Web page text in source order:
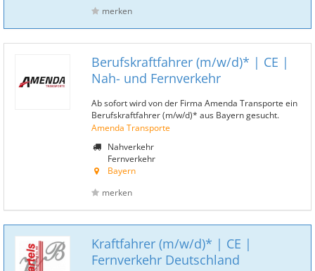
merken
Berufskraftfahrer (m/w/d)* | CE |
Nah- und Fernverkehr
Ab sofort wird von der Firma Amenda Transporte ein
Berufskraftfahrer (m/w/d)* aus Bayern gesucht.
Amenda Transporte
Nahverkehr
Fernverkehr
Bayern
merken
Kraftfahrer (m/w/d)* | CE |
Fernverkehr Deutschland